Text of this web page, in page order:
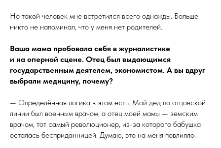
Но такой человек мне встретился всего однажды. Больше
никто не напоминал, что у меня нет родителей.
Ваша мама пробовала себя в журналистике
и на оперной сцене. Отец был выдающимся
государственным деятелем, экономистом. А вы вдруг
выбрали медицину, почему?
— Определённая логика в этом есть. Мой дед по отцовской
линии был военным врачом, а отец моей мамы — земским
врачом, тот самый революционер, из-за которого бабушка
осталась бесприданницей. Думаю, это на меня повлияло.